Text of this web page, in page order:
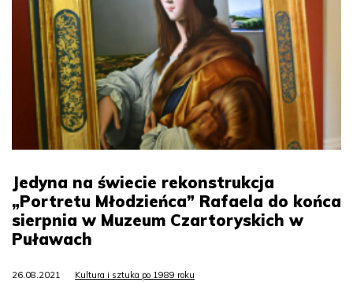
Jedyna na świecie rekonstrukcja
„Portretu Młodzieńca” Rafaela do końca
sierpnia w Muzeum Czartoryskich w
Puławach
26.08.2021 Kultura i sztuka po 1989 roku